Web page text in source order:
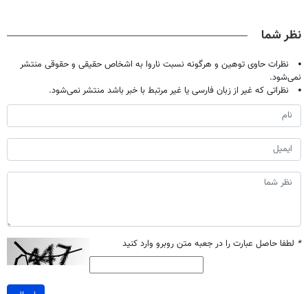
نظر شما
نظرات حاوی توهین و هرگونه نسبت ناروا به اشخاص حقیقی و حقوقی منتشر
نمی‌شود.
نظراتی که غیر از زبان فارسی یا غیر مرتبط با خبر باشد منتشر نمی‌شود.
* لطفا حاصل عبارت را در جعبه متن روبرو وارد کنید